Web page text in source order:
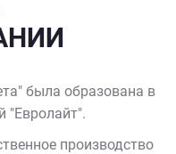
была образована в
"Евролайт".
производство